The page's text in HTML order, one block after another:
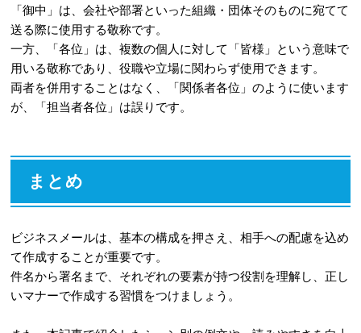
「御中」は、会社や部署といった組織・団体そのものに宛てて
送る際に使用する敬称です。
一方、「各位」は、複数の個人に対して「皆様」という意味で
用いる敬称であり、役職や立場に関わらず使用できます。
両者を併用することはなく、「関係者各位」のように使います
が、「担当者各位」は誤りです。
まとめ
ビジネスメールは、基本の構成を押さえ、相手への配慮を込め
て作成することが重要です。
件名から署名まで、それぞれの要素が持つ役割を理解し、正し
いマナーで作成する習慣をつけましょう。